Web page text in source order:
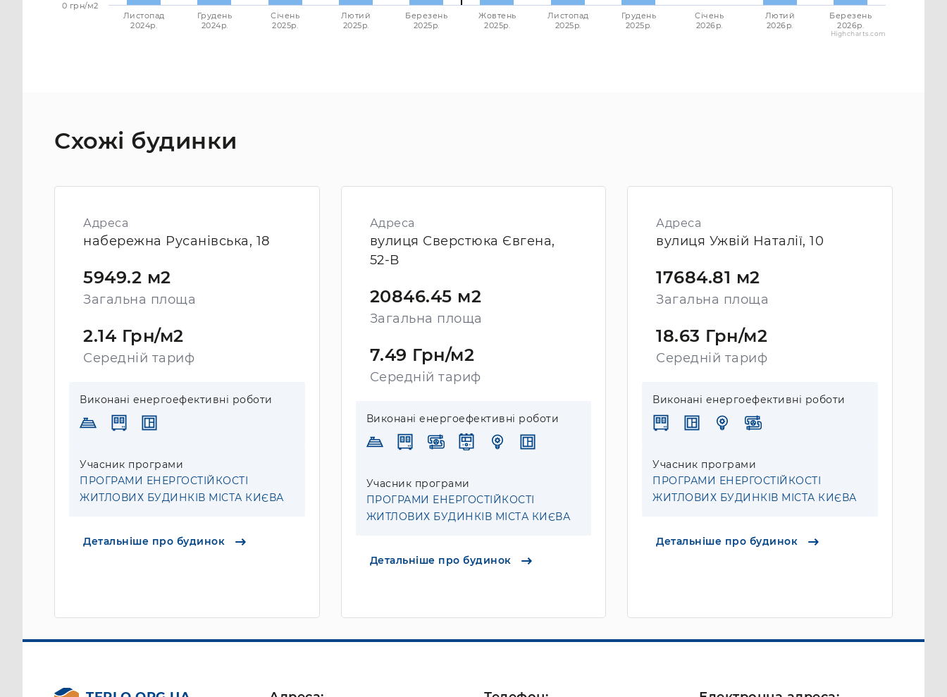
Листопад
2024p.
Грудень
2024p.
Січень
2025p.
Лютий
2025p.
Березень
2025p.
Жовтень
2025p.
Листопад
2025p.
Грудень
2025p.
Січень
2026p.
Лютий
2026p.
Березень
2026p.
0 грн/м2
Highcharts.com
Схожі будинки
Адреса
набережна Русанівська, 18
5949.2 м2
Загальна площа
2.14 Грн/м2
Середній тариф
Виконані енергоефективні роботи
Учасник програми
ПРОГРАМИ ЕНЕРГОСТІЙКОСТІ
ЖИТЛОВИХ БУДИНКІВ МІСТА КИЄВА
Детальніше про будинок
Адреса
вулиця Сверстюка Євгена,
52-В
20846.45 м2
Загальна площа
7.49 Грн/м2
Середній тариф
Виконані енергоефективні роботи
Учасник програми
ПРОГРАМИ ЕНЕРГОСТІЙКОСТІ
ЖИТЛОВИХ БУДИНКІВ МІСТА КИЄВА
Детальніше про будинок
Адреса
вулиця Ужвій Наталії, 10
17684.81 м2
Загальна площа
18.63 Грн/м2
Середній тариф
Виконані енергоефективні роботи
Учасник програми
ПРОГРАМИ ЕНЕРГОСТІЙКОСТІ
ЖИТЛОВИХ БУДИНКІВ МІСТА КИЄВА
Детальніше про будинок